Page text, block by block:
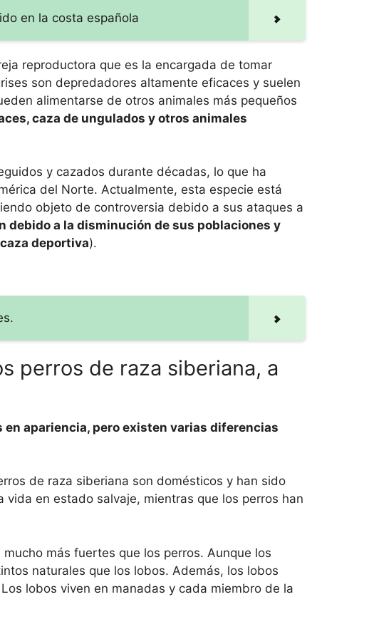
en la costa española
reproductora que es la encargada de tomar
son depredadores altamente eficaces y suelen
alimentarse de otros animales más pequeños
caza de ungulados y otros animales
y cazados durante décadas, lo que ha
del Norte. Actualmente, esta especie está
objeto de controversia debido a sus ataques a
debido a la disminución de sus poblaciones y
deportiva).
perros de raza siberiana, a
apariencia, pero existen varias diferencias
de raza siberiana son domésticos y han sido
en estado salvaje, mientras que los perros han
más fuertes que los perros. Aunque los
naturales que los lobos. Además, los lobos
lobos viven en manadas y cada miembro de la